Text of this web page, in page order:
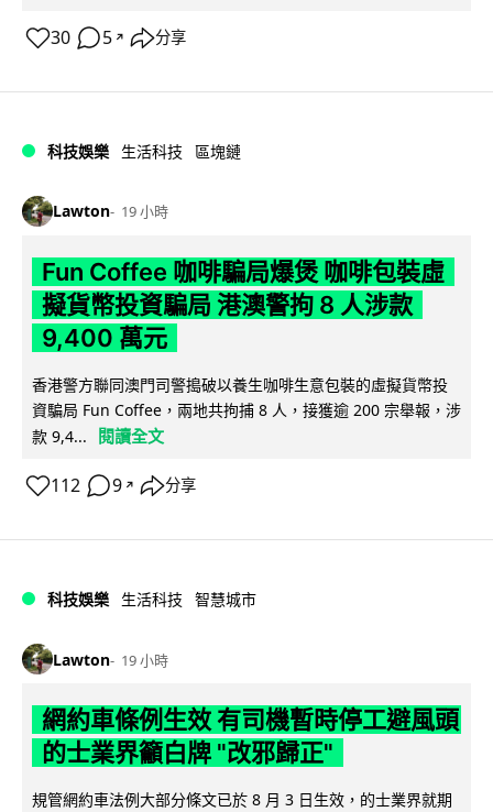
30 5 ↗ 分享
科技娛樂 生活科技 區塊鏈
Lawton 19 小時
Fun Coffee 咖啡騙局爆煲 咖啡包裝虛
擬貨幣投資騙局 港澳警拘 8 人涉款
9,400 萬元
香港警方聯同澳門司警搗破以養生咖啡生意包裝的虛擬貨幣投
資騙局 Fun Coffee，兩地共拘捕 8 人，接獲逾 200 宗舉報，涉
款 9,4...
閱讀全文
112 9 ↗ 分享
科技娛樂 生活科技 智慧城市
Lawton 19 小時
網約車條例生效 有司機暫時停工避風頭
的士業界籲白牌 "改邪歸正"
規管網約車法例大部分條文已於 8 月 3 日生效，的士業界就期